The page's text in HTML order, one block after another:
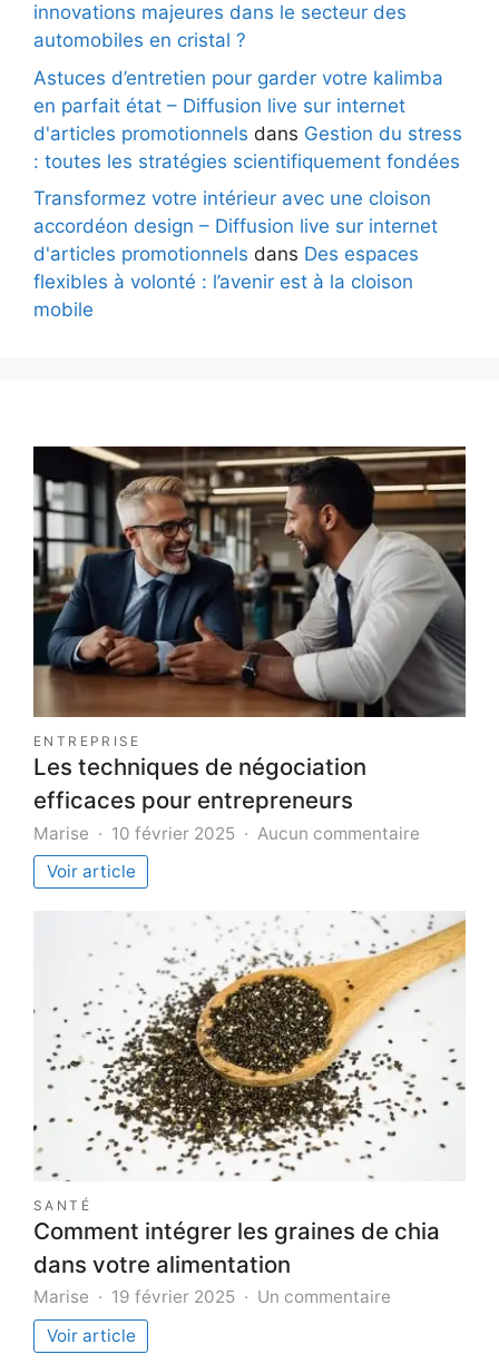
innovations majeures dans le secteur des
automobiles en cristal ?
Astuces d’entretien pour garder votre kalimba
en parfait état – Diffusion live sur internet
d'articles promotionnels dans Gestion du stress
: toutes les stratégies scientifiquement fondées
Transformez votre intérieur avec une cloison
accordéon design – Diffusion live sur internet
d'articles promotionnels dans Des espaces
flexibles à volonté : l’avenir est à la cloison
mobile
ENTREPRISE
Les techniques de négociation
efficaces pour entrepreneurs
Marise 10 février 2025 Aucun commentaire
efficaces
pour
Voir article
SANTÉ
Comment intégrer les graines de chia
dans votre alimentation
Marise 19 février 2025 Un commentaire
Voir article